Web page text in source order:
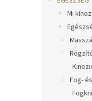
Mi
Fog-